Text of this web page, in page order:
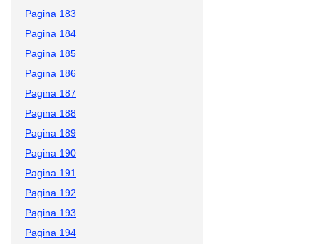
Pagina 183
Pagina 184
Pagina 185
Pagina 186
Pagina 187
Pagina 188
Pagina 189
Pagina 190
Pagina 191
Pagina 192
Pagina 193
Pagina 194